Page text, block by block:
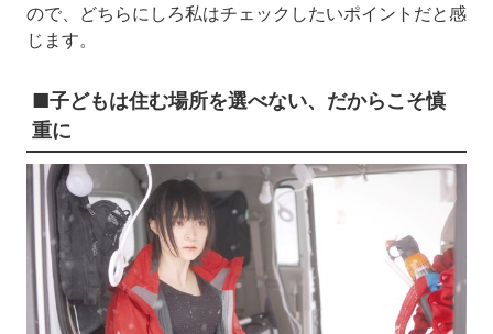
ので、どちらにしろ私はチェックしたいポイントだと感
じます。
■子どもは住む場所を選べない、だからこそ慎
重に